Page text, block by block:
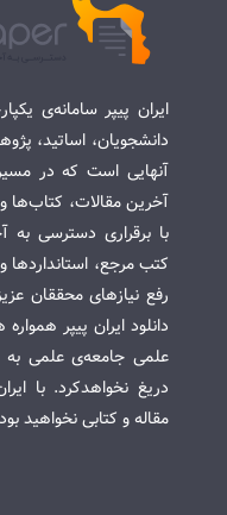
ایران پیپر سامانه‌ی
دانشجویان، اساتید،
آنهایی است که در
آخرین مقالات، کتاب‌ها
با برقراری دسترسی به
کتب مرجع،
رفع نیازهای محققان
دانلود ایران پیپر
علمی جامعه‌ی علمی به
دریغ نخواهدکرد. با
مقاله و کتابی نخواهید